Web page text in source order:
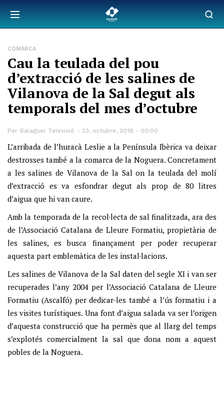
COMARCA
Cau la teulada del pou
d’extracció de les salines de
Vilanova de la Sal degut als
temporals del mes d’octubre
Per Balaguer Televisió 23, octubre, 2018 - 00:00
L’arribada de l’huracà Leslie a la Península Ibèrica va deixar
destrosses també a la comarca de la Noguera. Concretament
a les salines de Vilanova de la Sal on la teulada del molí
d’extracció es va esfondrar degut als prop de 80 litres
d’aigua que hi van caure.
Amb la temporada de la recol·lecta de sal finalitzada, ara des
de l’Associació Catalana de Lleure Formatiu, propietària de
les salines, es busca finançament per poder recuperar
aquesta part emblemàtica de les instal·lacions.
Les salines de Vilanova de la Sal daten del segle XI i van ser
recuperades l’any 2004 per l’Associació Catalana de Lleure
Formatiu (Ascalfó) per dedicar-les també a l’ús formatiu i a
les visites turístiques. Una font d’aigua salada va ser l’origen
d’aquesta construcció que ha permès que al llarg del temps
s’explotés comercialment la sal que dona nom a aquest
pobles de la Noguera.